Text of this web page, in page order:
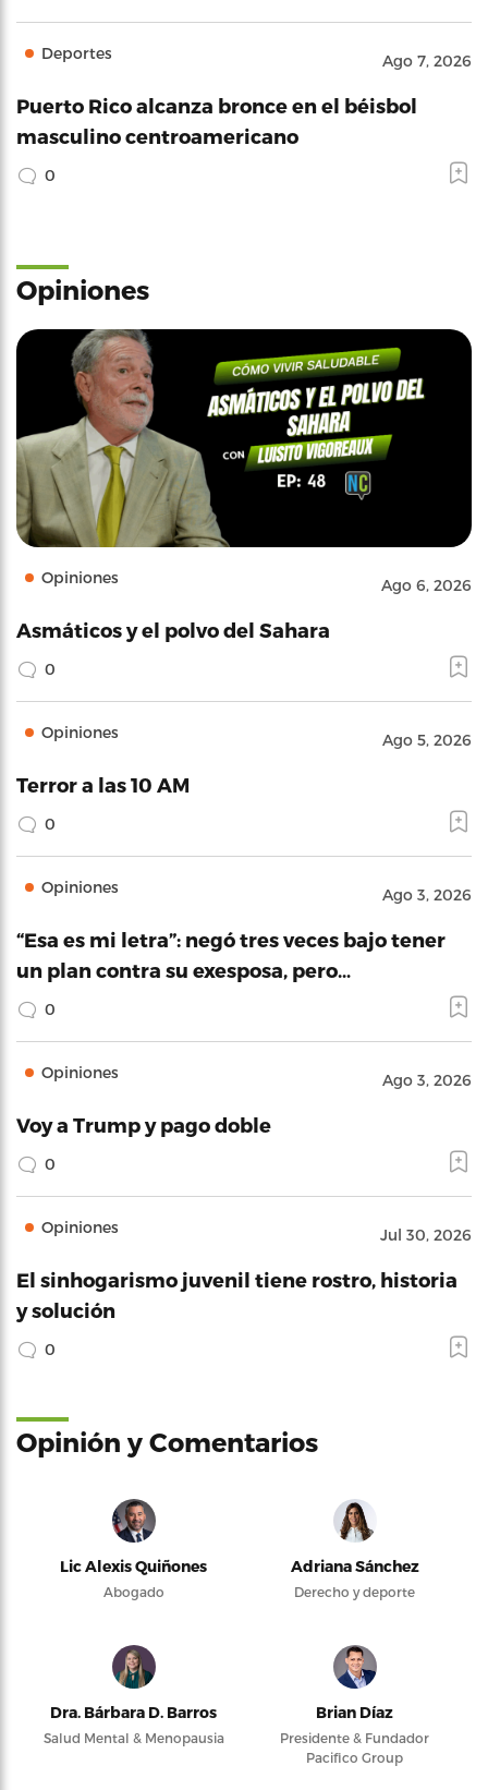
Deportes Ago 7, 2026
Puerto Rico alcanza bronce en el béisbol
masculino centroamericano
0
Opiniones
Opiniones Ago 6, 2026
Asmáticos y el polvo del Sahara
0
Opiniones Ago 5, 2026
Terror a las 10 AM
0
Opiniones Ago 3, 2026
“Esa es mi letra”: negó tres veces bajo tener
un plan contra su exesposa, pero…
0
Opiniones Ago 3, 2026
Voy a Trump y pago doble
0
Opiniones Jul 30, 2026
El sinhogarismo juvenil tiene rostro, historia
y solución
0
Opinión y Comentarios
Lic Alexis Quiñones
Abogado
Adriana Sánchez
Derecho y deporte
Dra. Bárbara D. Barros
Salud Mental & Menopausia
Brian Díaz
Presidente & Fundador
Pacifico Group